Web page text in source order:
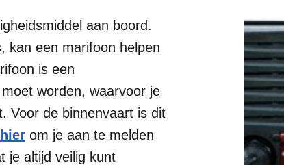
aan boord.
kan een marifoon helpen
is een
worden, waarvoor je
Voor de binnenvaart is dit
hier om je aan te melden
je altijd veilig kunt